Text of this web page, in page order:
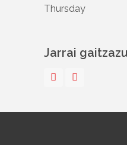
Thursday
Jarrai